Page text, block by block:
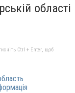
області
Ctrl + Enter, щоб